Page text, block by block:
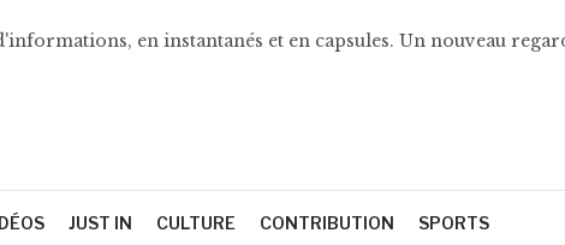
en instantanés et en capsules. Un nouveau
JUST IN CULTURE CONTRIBUTION SPORTS